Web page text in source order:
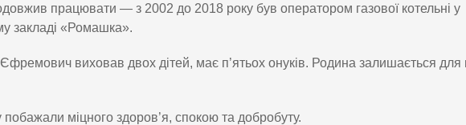
працювати — з 2002 до 2018 року був оператором газової котельні у
закладі «Ромашка».
виховав двох дітей, має п’ятьох онуків. Родина залишається для
побажали міцного здоров’я, спокою та добробуту.